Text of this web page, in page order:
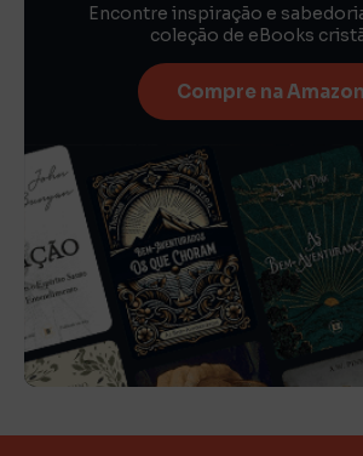
Encontre inspiração e
coleção de eBooks
Compre na Amazon